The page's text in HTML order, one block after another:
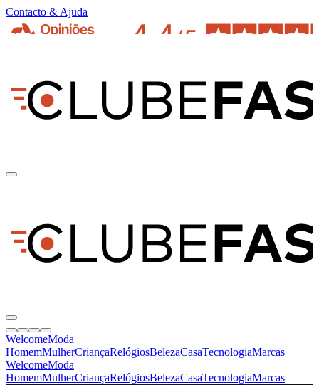
Contacto & Ajuda
WelcomeModa
HomemMulherCriançaRelógiosBelezaCasaTecnologiaMarcas
WelcomeModa
HomemMulherCriançaRelógiosBelezaCasaTecnologiaMarcas